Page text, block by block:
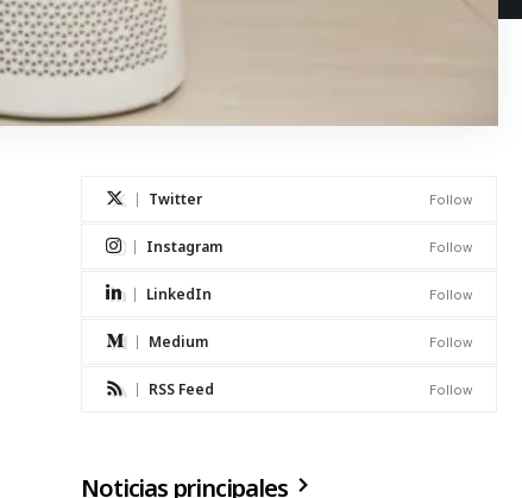
Twitter Follow
Instagram Follow
LinkedIn Follow
Medium Follow
RSS Feed Follow
Noticias principales